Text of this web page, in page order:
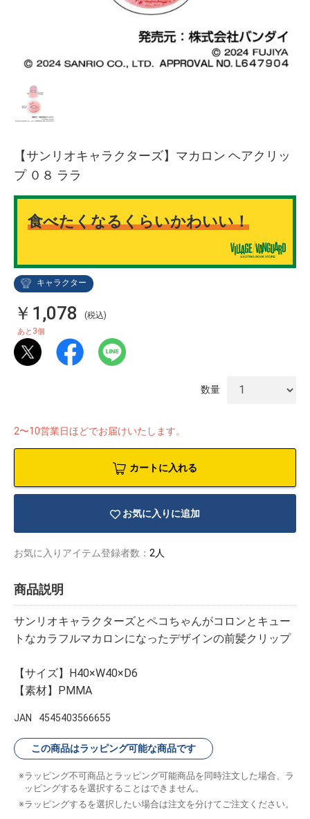
キャラクター
【サンリオキャラクターズ】マカロン ヘアクリッ
プ ０８ ララ
食べたくなるくらいかわいい！
￥1,078 (税込)
あと 3個
数量
2〜10営業日ほどでお届けいたします。
カートに入れる
お気に入りに追加
お気に入りアイテム登録者数： 2人
商品説明
サンリオキャラクターズとペコちゃんがコロンとキュー
トなカラフルマカロンになったデザインの前髪クリップ
【サイズ】H40×W40×D6
【素材】PMMA
JAN 4545403566655
この商品はラッピング可能な商品です
ラッピング不可商品とラッピング可能商品を同時注文した場合、ラ
ッピングするを選択することはできません。
ラッピングするを選択したい場合は注文を分けてご注文ください。
イラストレ
アダルトグ